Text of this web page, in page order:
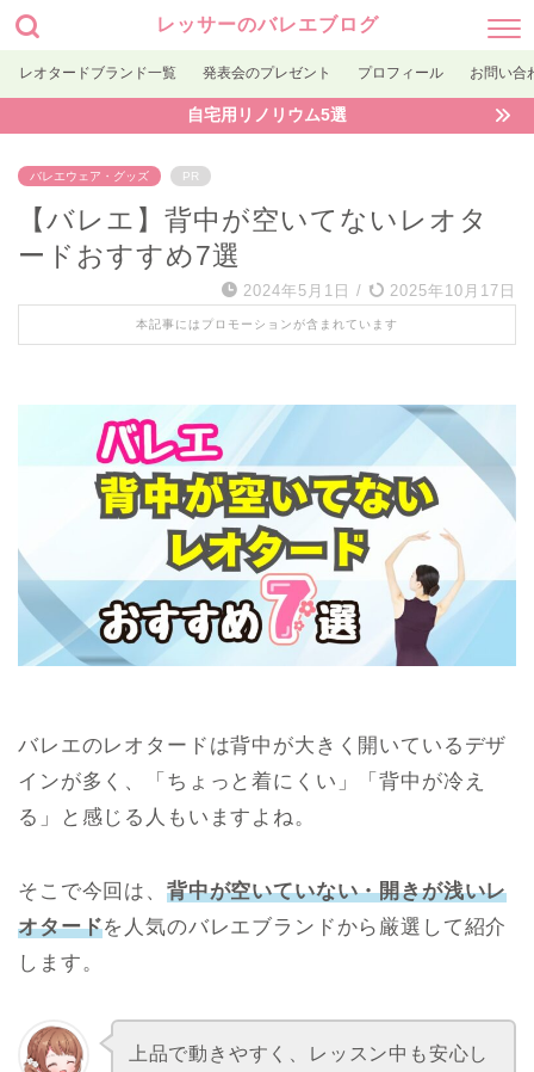
レッサーのバレエブログ
レオタードブランド一覧 発表会のプレゼント プロフィール お問い合
自宅用リノリウム5選
バレエウェア・グッズ PR
【バレエ】背中が空いてないレオタ
ードおすすめ7選
2024年5月1日 / 2025年10月17日
本記事にはプロモーションが含まれています
バレエのレオタードは背中が大きく開いているデザ
インが多く、「ちょっと着にくい」「背中が冷え
る」と感じる人もいますよね。
そこで今回は、 背中が空いていない・開きが浅いレ
オタードを人気のバレエブランドから厳選して紹介
します。
上品で動きやすく、レッスン中も安心し